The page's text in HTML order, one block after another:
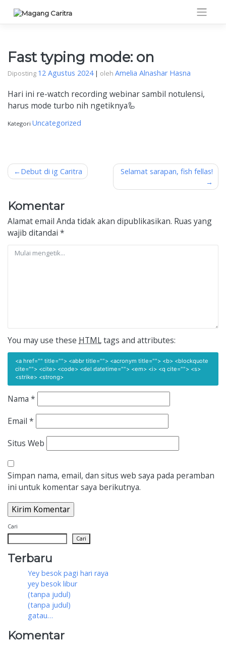
content
Fast typing mode: on
Diposting 12 Agustus 2024| oleh Amelia Alnashar Hasna
Hari ini re-watch recording webinar sambil notulensi,
harus mode turbo nih ngetiknya🦾
Kategori Uncategorized
Navigasi
Debut di ig Caritra Selamat sarapan, fish fellas!
Komentar
Alamat email Anda tidak akan dipublikasikan. Ruas yang
wajib ditandai *
You may use these HTMLtags and attributes:
<a href="" title=""> <abbr title=""> <acronym title=""> <b> <blockquote
cite=""> <cite> <code> <del datetime=""> <em> <i> <q cite=""> <s>
<strike> <strong>
Nama *
Email *
Situs Web
Simpan nama, email, dan situs web saya pada peramban
ini untuk komentar saya berikutnya.
Cari
Cari
Terbaru
Yey besok pagi hari raya
yey besok libur
(tanpa judul)
(tanpa judul)
gatau…
Komentar